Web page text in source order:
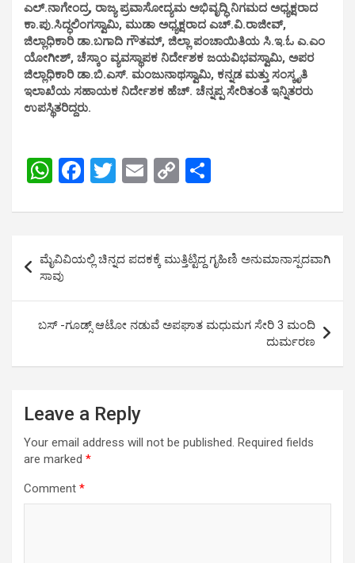
ಎಲ್.ನಾಗೇಂದ್ರ, ರಾಜ್ಯ ಪ್ರವಾಸೋದ್ಯಮ ಅಭಿವೃದ್ಧಿ ನಿಗಮದ ಅಧ್ಯಕ್ಷರಾದ
ಕಾ.ಪು.ಸಿದ್ಧಲಿಂಗಸ್ವಾಮಿ, ಮುಡಾ ಅಧ್ಯಕ್ಷರಾದ ಎಚ್.ವಿ.ರಾಜೀವ್,
ಜಿಲ್ಲಾಧಿಕಾರಿ ಡಾ.ಬಗಾದಿ ಗೌತಮ್, ಜಿಲ್ಲಾ ಪಂಚಾಯಿತಿಯ ಸಿ.ಇ.ಓ ಎ.ಎಂ
ಯೋಗೀಶ್, ಚೆಸ್ಕಾಂ ವ್ಯವಸ್ಥಾಪಕ ನಿರ್ದೇಶಕ ಜಯವಿಭವಸ್ವಾಮಿ, ಅಪರ
ಜಿಲ್ಲಾಧಿಕಾರಿ ಡಾ.ಬಿ.ಎಸ್. ಮಂಜುನಾಥಸ್ವಾಮಿ, ಕನ್ನಡ ಮತ್ತು ಸಂಸ್ಕೃತಿ‌
ಇಲಾಖೆಯ ಸಹಾಯಕ ನಿರ್ದೇಶಕ ಹೆಚ್. ಚೆನ್ನಪ್ಪ ಸೇರಿತಂತೆ ಇನ್ನಿತರರು
ಉಪಸ್ಥಿತರಿದ್ದರು.
W
at
s
A
p
p
F
ce
b
o
o
k
T
tt
er
E
ail
C
py
Li
n
k
ar
e
navigation
ಮೈವಿವಿಯಲ್ಲಿ ಚಿನ್ನದ ಪದಕಕ್ಕೆ ಮುತ್ತಿಟ್ಟಿದ್ದ ಗೃಹಿಣಿ ಅನುಮಾನಾಸ್ಪದವಾಗಿ
ಸಾವು
ಬಸ್ -ಗೂಡ್ಸ್ ಆಟೋ ನಡುವೆ ಅಪಘಾತ ಮಧುಮಗ ಸೇರಿ 3 ಮಂದಿ
ದುರ್ಮರಣ
Leave a Reply
Your email address will not be published. Required fields
are marked *
Comment *